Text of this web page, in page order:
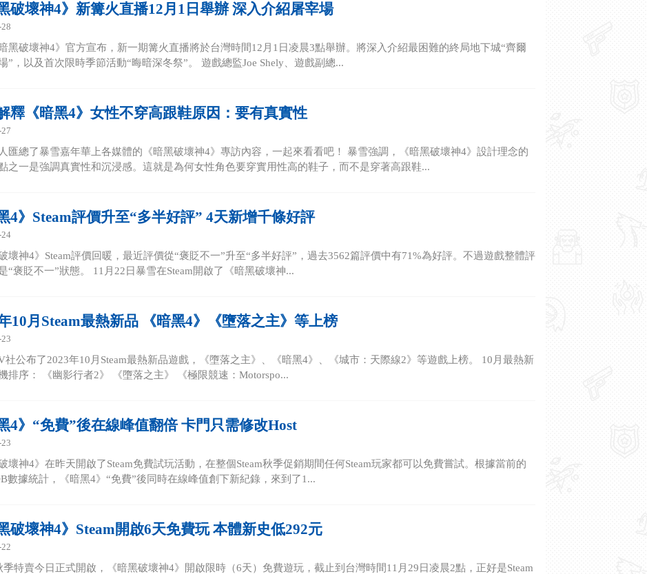
破壞神4》新篝火直播12月1日舉辦 深入介紹屠宰場
黑破壞神4》官方宣布，新一期篝火直播將於台灣時間12月1日凌晨3點舉辦。將深入介紹最困難的終局地下城“齊爾
”，以及首次限時季節活動“晦暗深冬祭”。 遊戲總監Joe Shely、遊戲副總...
釋《暗黑4》女性不穿高跟鞋原因：要有真實性
匯總了暴雪嘉年華上各媒體的《暗黑破壞神4》專訪內容，一起來看看吧！ 暴雪強調，《暗黑破壞神4》設計理念的
之一是強調真實性和沉浸感。這就是為何女性角色要穿實用性高的鞋子，而不是穿著高跟鞋...
4》Steam評價升至“多半好評” 4天新增千條好評
破壞神4》Steam評價回暖，最近評價從“褒貶不一”升至“多半好評”，過去3562篇評價中有71%為好評。不過遊戲整體評
“褒貶不一”狀態。 11月22日暴雪在Steam開啟了《暗黑破壞神...
10月Steam最熱新品 《暗黑4》《墮落之主》等上榜
社公布了2023年10月Steam最熱新品遊戲，《墮落之主》、《暗黑4》、《城市：天際線2》等遊戲上榜。 10月最熱新
排序： 《幽影行者2》 《墮落之主》 《極限競速：Motorspo...
4》“免費”後在線峰值翻倍 卡門只需修改Host
破壞神4》在昨天開啟了Steam免費試玩活動，在整個Steam秋季促銷期間任何Steam玩家都可以免費嘗試。根據當前的
數據統計，《暗黑4》“免費”後同時在線峰值創下新紀錄，來到了1...
破壞神4》Steam開啟6天免費玩 本體新史低292元
季特賣今日正式開啟，《暗黑破壞神4》開啟限時（6天）免費遊玩，截止到台灣時間11月29日凌晨2點，正好是Steam